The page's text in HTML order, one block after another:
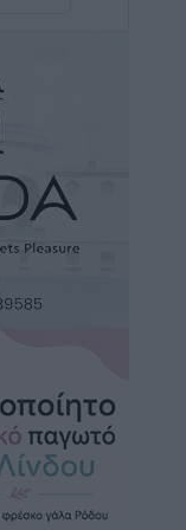
την H
Προχωρά
σε
και
– Η
Χαρούλας
που